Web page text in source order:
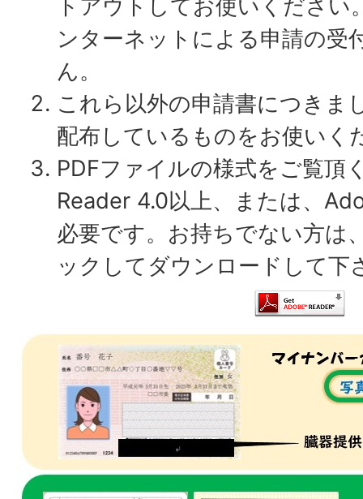
トアウトしてお使いください
ンターネットによる申請の受
ん。
これら以外の申請書につきま
配布しているものをお使いく
PDFファイルの様式をご覧頂
Reader 4.0以上、または、
必要です。お持ちでない方は
ックしてダウンロードして下